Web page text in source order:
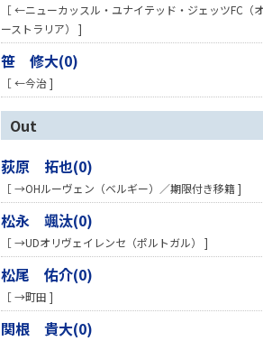
［ ←ニューカッスル・ユナイテッド・ジェッツFC（オ
ーストラリア） ]
笹 修大(0)
［ ←今治 ]
Out
荻原 拓也(0)
［ →OHルーヴェン（ベルギー）／期限付き移籍 ]
松永 颯汰(0)
［ →UDオリヴェイレンセ（ポルトガル） ]
松尾 佑介(0)
［ →町田 ]
関根 貴大(0)